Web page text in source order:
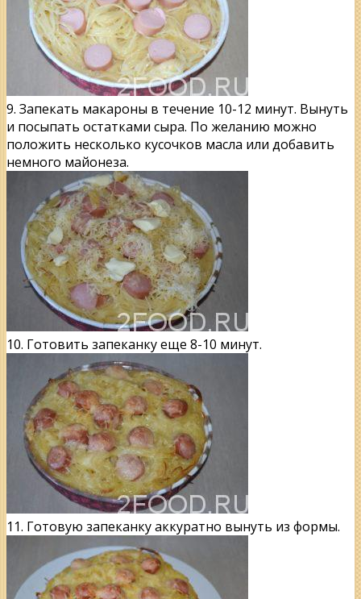
9. Запекать макароны в течение 10-12 минут. Вынуть
и посыпать остатками сыра. По желанию можно
положить несколько кусочков масла или добавить
немного майонеза.
10. Готовить запеканку еще 8-10 минут.
11. Готовую запеканку аккуратно вынуть из формы.